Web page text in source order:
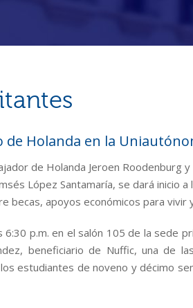
de Holanda en la
de Holanda Jeroen Roodenburg
López Santamaría, se dará inicio a
becas, apoyos económicos para vivir
p.m. en el salón 105 de la sede
beneficiario de Nuffic, una de
estudiantes de noveno y décimo